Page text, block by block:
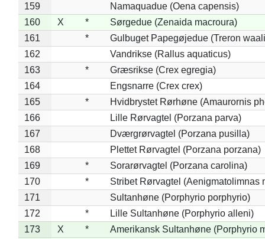
159
Namaquadue (Oena capensis)
160
X *
Sørgedue (Zenaida macroura)
161
*
Gulbuget Papegøjedue (Treron
162
Vandrikse (Rallus aquaticus)
163
*
Græsrikse (Crex egregia)
164
Engsnarre (Crex crex)
165
*
Hvidbrystet Rørhøne (Amaurornis
166
Lille Rørvagtel (Porzana parva)
167
Dværgrørvagtel (Porzana pusilla)
168
Plettet Rørvagtel (Porzana porzana)
169
*
Sorarørvagtel (Porzana carolina)
170
*
Stribet Rørvagtel (Aenigmatolimnas
171
Sultanhøne (Porphyrio porphyrio)
172
*
Lille Sultanhøne (Porphyrio alleni)
173
X *
Amerikansk Sultanhøne (Porphyrio